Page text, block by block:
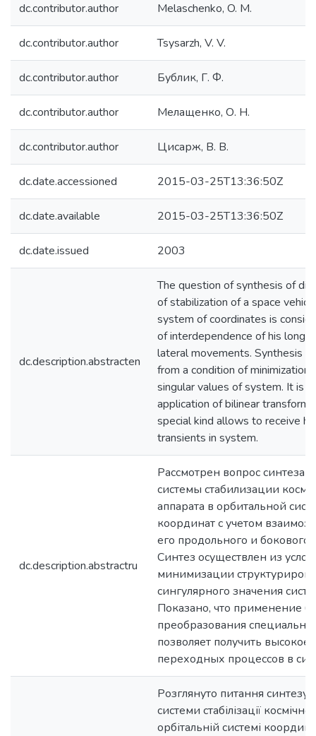
dc.contributor.author Melaschenko, O. M.
dc.contributor.author Tsysarzh, V. V.
dc.contributor.author Бублик, Г. Ф.
dc.contributor.author Мелащенко, О. Н.
dc.contributor.author Цисарж, В. В.
dc.date.accessioned 2015-03-25T13:36:50Z
dc.date.available 2015-03-25T13:36:50Z
dc.date.issued 2003
dc.description.abstracten
The question of synthesis of
of stabilization of a space
system of coordinates is
of interdependence of his
lateral movements. Synthesis
from a condition of minimization
singular values of system. It is
application of bilinear
special kind allows to receive
transients in system.
dc.description.abstractru
Рассмотрен вопрос синтеза
системы стабилизации
аппарата в орбитальной
координат с учетом
его продольного и
Синтез осуществлен из
минимизации
сингулярного значения
Показано, что применение
преобразования
позволяет получить высокое
переходных процессов в
Розглянуто питання синтезу
системи стабілізації
орбітальній системі